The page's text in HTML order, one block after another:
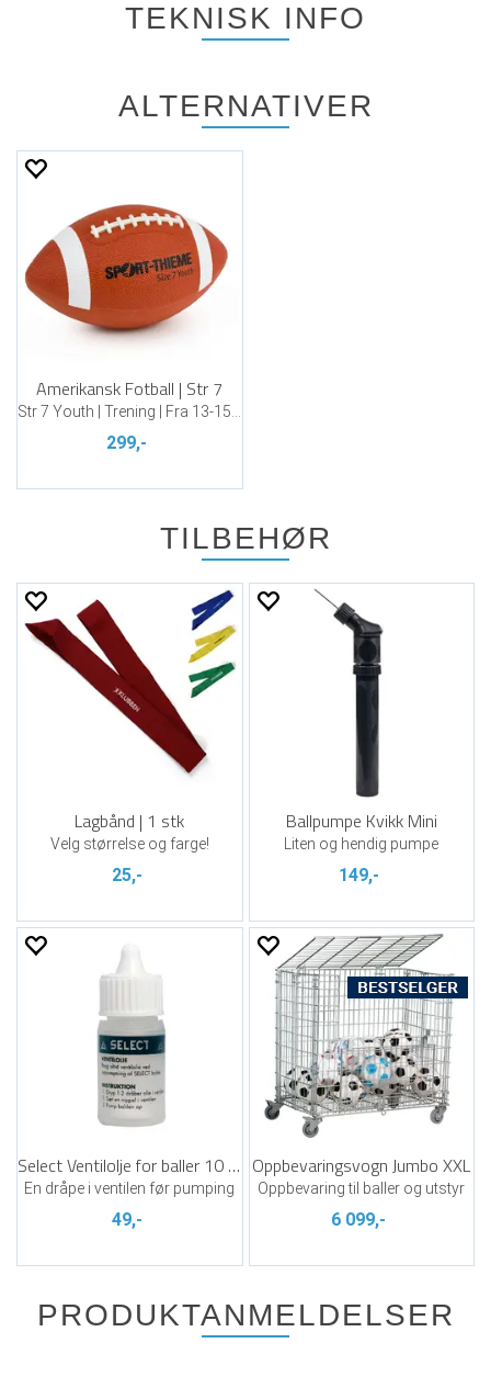
TEKNISK INFO
ALTERNATIVER
Amerikansk Fotball | Str 7
299,-
TILBEHØR
Lagbånd | 1 stk
Velg størrelse og farge!
25,-
Ballpumpe Kvikk Mini
Liten og hendig pumpe
149,-
Select Ventilolje for baller 10 ml
En dråpe i ventilen før pumping
49,-
Oppbevaringsvogn Jumbo XXL
Oppbevaring til baller og utstyr
6 099,-
PRODUKTANMELDELSER